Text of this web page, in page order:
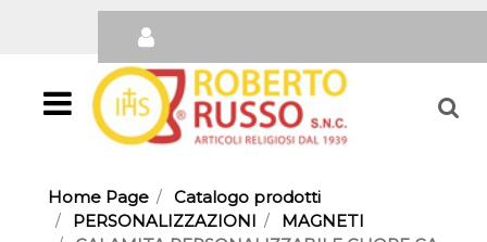
Open
Home Page
Catalogo prodotti
PERSONALIZZAZIONI
MAGNETI